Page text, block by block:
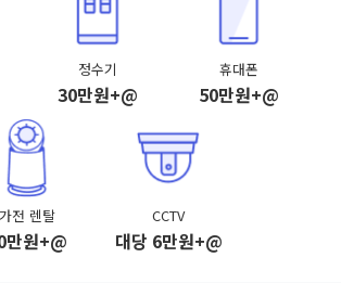
정수기
30만원+@
휴대폰
50만원+@
가전 렌탈
만원+@
CCTV
대당 6만원+@